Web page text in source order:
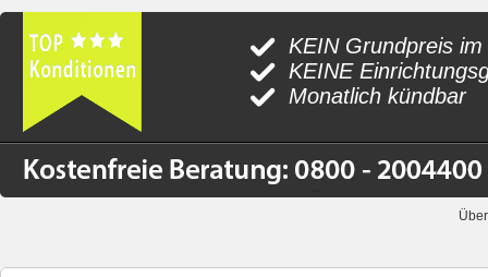
KEIN Grundpreis
KEINE
Monatlich kündbar